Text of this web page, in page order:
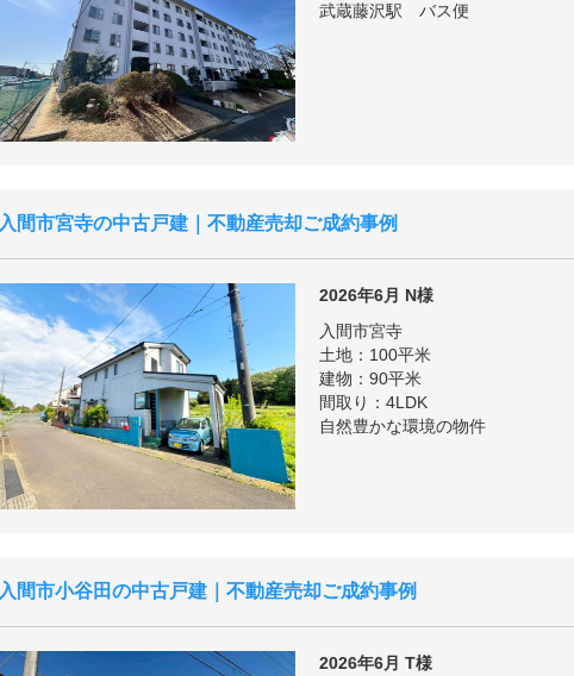
武蔵藤沢駅 バス便
入間市宮寺の中古戸建｜不動産売却ご成約事例
2026年6月 N様
入間市宮寺
土地：100平米
建物：90平米
間取り：4LDK
自然豊かな環境の物件
入間市小谷田の中古戸建｜不動産売却ご成約事例
2026年6月 T様